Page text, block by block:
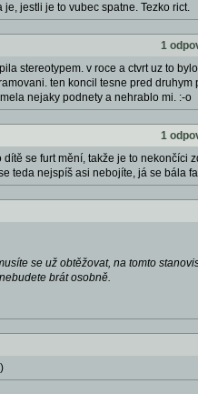
jestli je to vubec spatne. Tezko rict.
1
stereotypem. v roce a ctvrt uz to
ten koncil tesne pred druhym
nejaky podnety a nehrablo mi. :-o
1
se furt mění, takže je to nekončíci
teda nejspíš asi nebojíte, já se bála
se už obtěžovat, na tomto
brát osobně.